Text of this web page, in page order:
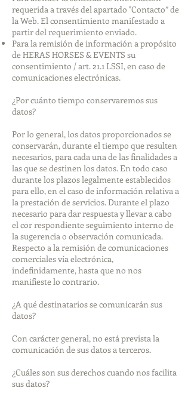
requerida a través del apartado "Contacto” de
la Web. El consentimiento manifestado a
partir del requerimiento enviado.
Para la remisión de información a propósito
de HERAS HORSES & EVENTS su
consentimiento / art. 21.1 LSSI, en caso de
comunicaciones electrónicas.
¿Por cuánto tiempo conservaremos sus
datos?
Por lo general, los datos proporcionados se
conservarán, durante el tiempo que resulten
necesarios, para cada una de las finalidades a
las que se destinen los datos. En todo caso
durante los plazos legalmente establecidos
para ello, en el caso de información relativa a
la prestación de servicios. Durante el plazo
necesario para dar respuesta y llevar a cabo
el cor respondiente seguimiento interno de
la sugerencia o observación comunicada.
Respecto a la remisión de comunicaciones
comerciales vía electrónica,
indefinidamente, hasta que no nos
manifieste lo contrario.
¿A qué destinatarios se comunicarán sus
datos?
Con carácter general, no está prevista la
comunicación de sus datos a terceros.
¿Cuáles son sus derechos cuando nos facilita
sus datos?